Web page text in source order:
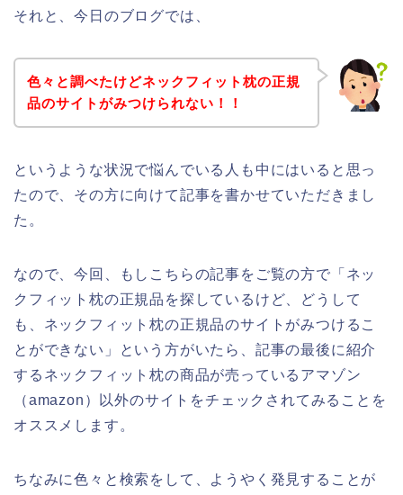
それと、今日のブログでは、
色々と調べたけどネックフィット枕の正規
品のサイトがみつけられない！！
というような状況で悩んでいる人も中にはいると思っ
たので、その方に向けて記事を書かせていただきまし
た。
なので、今回、もしこちらの記事をご覧の方で「ネッ
クフィット枕の正規品を探しているけど、どうして
も、ネックフィット枕の正規品のサイトがみつけるこ
とができない」という方がいたら、記事の最後に紹介
するネックフィット枕の商品が売っているアマゾン
（amazon）以外のサイトをチェックされてみることを
オススメします。
ちなみに色々と検索をして、ようやく発見することが